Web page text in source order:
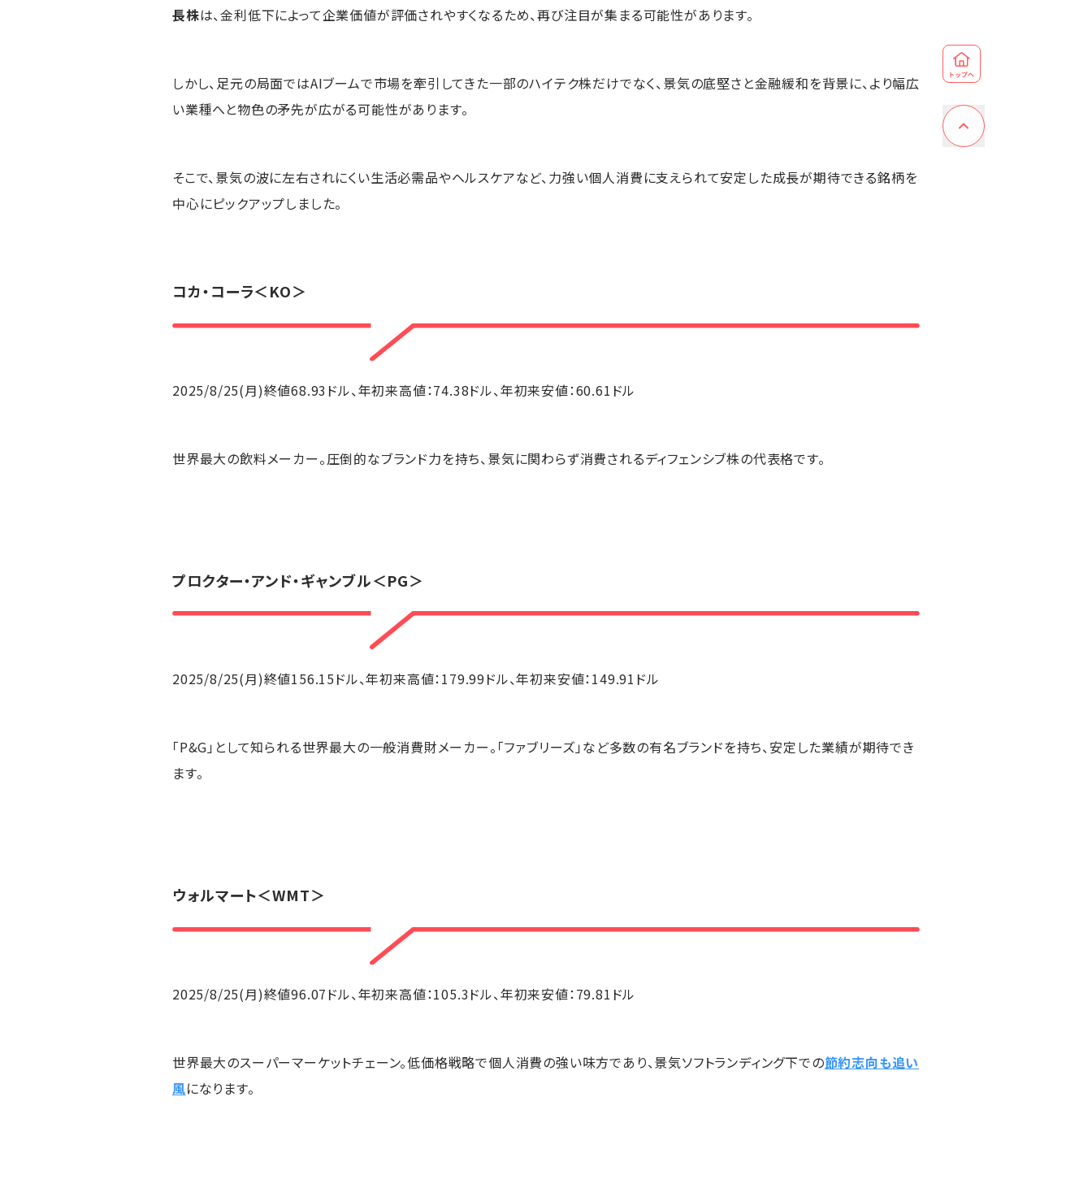
長株は、金利低下によって企業価値が評価されやすくなるため、再び注目が集まる可能性があります。
しかし、足元の局面ではAIブームで市場を牽引してきた一部のハイテク株だけでなく、景気の底堅さと金融緩和を背景に、より幅広
い業種へと物色の矛先が広がる可能性があります。
そこで、景気の波に左右されにくい生活必需品やヘルスケアなど、力強い個人消費に支えられて安定した成長が期待できる銘柄を
中心にピックアップしました。
コカ・コーラ＜KO＞
2025/8/25(月)終値68.93ドル、年初来高値：74.38ドル、年初来安値：60.61ドル
世界最大の飲料メーカー。圧倒的なブランド力を持ち、景気に関わらず消費されるディフェンシブ株の代表格です。
プロクター・アンド・ギャンブル＜PG＞
2025/8/25(月)終値156.15ドル、年初来高値：179.99ドル、年初来安値：149.91ドル
「P&G」として知られる世界最大の一般消費財メーカー。「ファブリーズ」など多数の有名ブランドを持ち、安定した業績が期待でき
ます。
ウォルマート＜WMT＞
2025/8/25(月)終値96.07ドル、年初来高値：105.3ドル、年初来安値：79.81ドル
世界最大のスーパーマーケットチェーン。低価格戦略で個人消費の強い味方であり、景気ソフトランディング下での節約志向も追い
風になります。